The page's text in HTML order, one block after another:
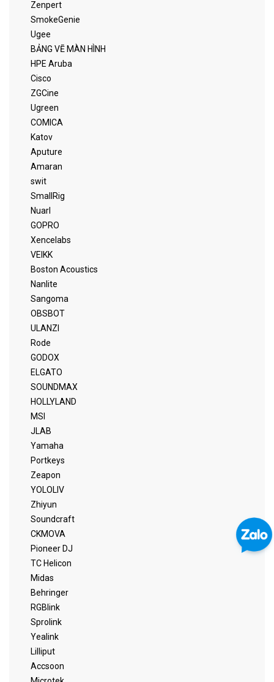
Zenpert
SmokeGenie
Ugee
BẢNG VẼ MÀN HÌNH
HPE Aruba
Cisco
ZGCine
Ugreen
COMICA
Katov
Aputure
Amaran
swit
SmallRig
Nuarl
GOPRO
Xencelabs
VEIKK
Boston Acoustics
Nanlite
Sangoma
OBSBOT
ULANZI
Rode
GODOX
ELGATO
SOUNDMAX
HOLLYLAND
MSI
JLAB
Yamaha
Portkeys
Zeapon
YOLOLIV
Zhiyun
Soundcraft
CKMOVA
Pioneer DJ
TC Helicon
Midas
Behringer
RGBlink
Sprolink
Yealink
Lilliput
Accsoon